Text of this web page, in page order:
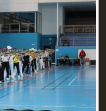
Tisk|Aktualizováno: 22. 7. 2026
↑